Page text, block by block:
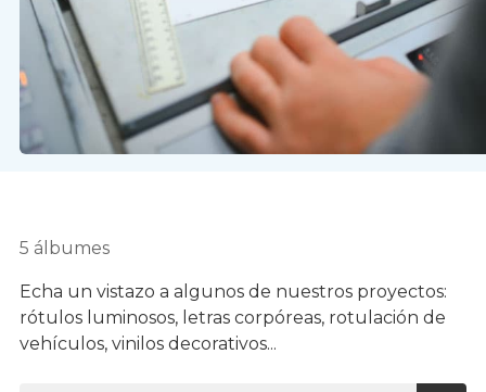
5 álbumes
Echa un vistazo a algunos de nuestros proyectos:
rótulos luminosos, letras corpóreas, rotulación de
vehículos, vinilos decorativos...